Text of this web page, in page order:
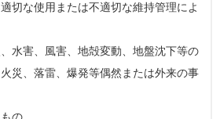
切な使用または不適切な維持管理によ
水害、風害、地殻変動、地盤沈下等の
災、落雷、爆発等偶然または外来の事